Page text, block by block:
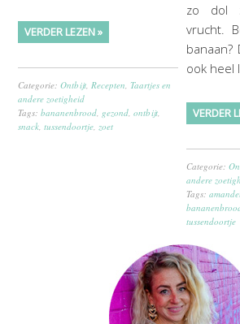
VERDER LEZEN »
Categorie:Ontbijt,Recepten,Taartjes en
andere zoetigheid
Tags:bananenbrood, gezond,ontbijt,
snack,tussendoortje,zoet
zo dol
vrucht.
banaan?
ook heel
VERDER
Categorie:
andere
Tags:
tussendoortje